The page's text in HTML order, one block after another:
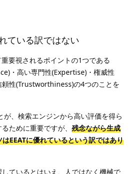
ている訳ではない
要視されるポイントの1つである
・高い専門性(Expertise)・権威性
性(Trustworthiness)の4つのことを
が、検索エンジンから高い評価を得ら
ために重要ですが、 残念ながら生成
EEATに優れているという訳ではあり
ているとはいえ、人ではなく機械で